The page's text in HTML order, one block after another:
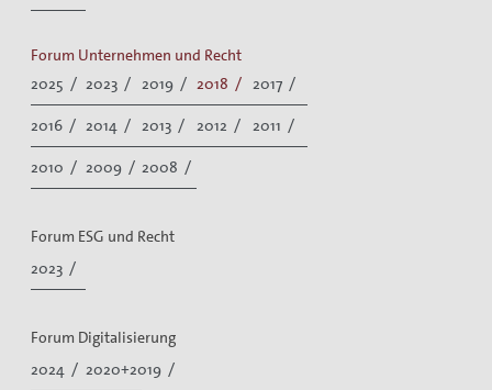
Forum Unternehmen und Recht
2025 / 2023 / 2019 / 2018 / 2017 /
2016 / 2014 / 2013 / 2012 / 2011 /
2010 / 2009 / 2008 /
Forum ESG und Recht
2023 /
Forum Digitalisierung
2024 / 2020+2019 /